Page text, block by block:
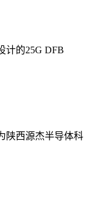
计的25G DFB
陕西源杰半导体科